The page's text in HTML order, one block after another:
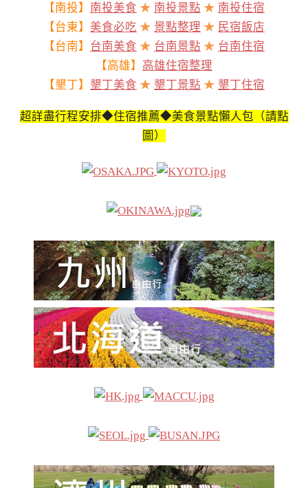
【南投】 南投美食 ★ 南投景點 ★ 南投住宿
【台東】 美食必吃 ★ 景點整理 ★ 民宿飯店
【台南】 台南美食 ★ 台南景點 ★ 台南住宿
【高雄】 高雄住宿整理
【墾丁】 墾丁美食 ★ 墾丁景點 ★ 墾丁住宿
超詳盡行程安排◆住宿推薦◆美食景點懶人包（請點
圖）